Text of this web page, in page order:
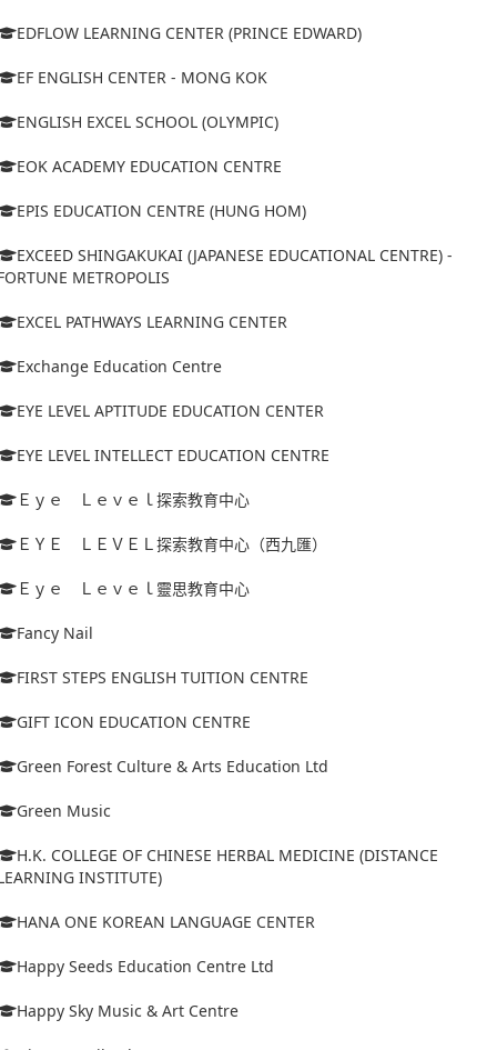
EDFLOW LEARNING CENTER (PRINCE EDWARD)
EF ENGLISH CENTER - MONG KOK
ENGLISH EXCEL SCHOOL (OLYMPIC)
EOK ACADEMY EDUCATION CENTRE
EPIS EDUCATION CENTRE (HUNG HOM)
EXCEED SHINGAKUKAI (JAPANESE EDUCATIONAL CENTRE) -
METROPOLIS
EXCEL PATHWAYS LEARNING CENTER
Exchange Education Centre
EYE LEVEL APTITUDE EDUCATION CENTER
EYE LEVEL INTELLECT EDUCATION CENTRE
Ｅｙｅ Ｌｅｖｅｌ探索教育中心
ＥＹＥ ＬＥＶＥＬ探索教育中心（西九匯）
Ｅｙｅ Ｌｅｖｅｌ靈思教育中心
Fancy Nail
FIRST STEPS ENGLISH TUITION CENTRE
GIFT ICON EDUCATION CENTRE
Green Forest Culture & Arts Education Ltd
Green Music
H.K. COLLEGE OF CHINESE HERBAL MEDICINE (DISTANCE
INSTITUTE)
HANA ONE KOREAN LANGUAGE CENTER
Happy Seeds Education Centre Ltd
Happy Sky Music & Art Centre